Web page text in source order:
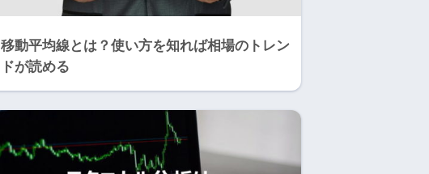
移動平均線とは？使い方を知れば相場のトレン
ドが読める